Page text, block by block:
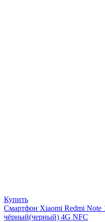
Купить
Смартфон Xiaomi Redmi Note
чёрный(черный) 4G NFC